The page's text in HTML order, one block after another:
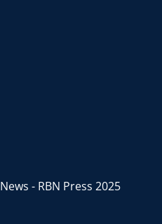
- RBN Press 2025